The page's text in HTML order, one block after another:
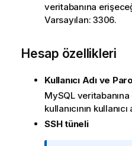
veritabanına
Varsayılan: 3306.
Hesap özellikleri
Kullanıcı Adıve
MySQL
kullanıcının
SSH tüneli